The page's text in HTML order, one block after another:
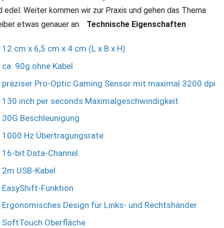
edel. Weiter kommen wir zur Praxis und gehen das Thema
etwas genauer an. Technische Eigenschaften
12 cm x 6,5 cm x 4 cm (L x B x H)
ca. 90g ohne Kabel
präziser Pro-Optic Gaming Sensor mit maximal 3200 dpi
130 inch per seconds Maximalgeschwindigkeit
30G Beschleunigung
1000 Hz Übertragungsrate
16-bit Data-Channel
2m USB-Kabel
EasyShift-Funktion
Ergonomisches Design für Links- und Rechtshänder
SoftTouch Oberfläche